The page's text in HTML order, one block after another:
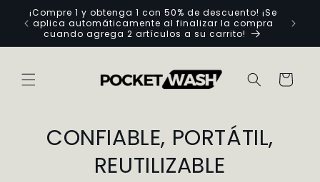
directamente
al contenido
¡Compre 1 y obtenga 1 con 50% de descuento! ¡Se
aplica automáticamente al finalizar la compra
cuando agrega 2 artículos a su carrito!
Carrito
CONFIABLE, PORTÁTIL,
REUTILIZABLE